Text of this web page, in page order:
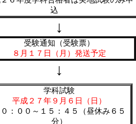
込
↓
受験通知（受験票）
８月１７日（月）発送予定
↓
学科試験
平成２７年９月６日（日）
０：００～１５：４５（昼休み６５
分）